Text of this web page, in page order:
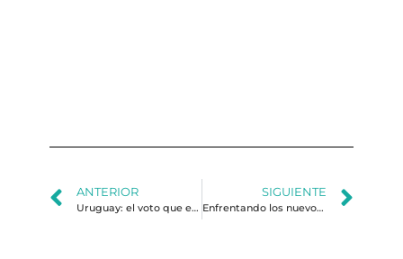
ANTERIOR
Uruguay: el voto que el alma no pronuncia
SIGUIENTE
Enfrentando los nuevos desafíos de las campañas municipales en entornos polarizados